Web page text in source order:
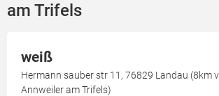
am Trifels
weiß
Hermann sauber str 11, 76829 Landau (8km
Annweiler am Trifels)